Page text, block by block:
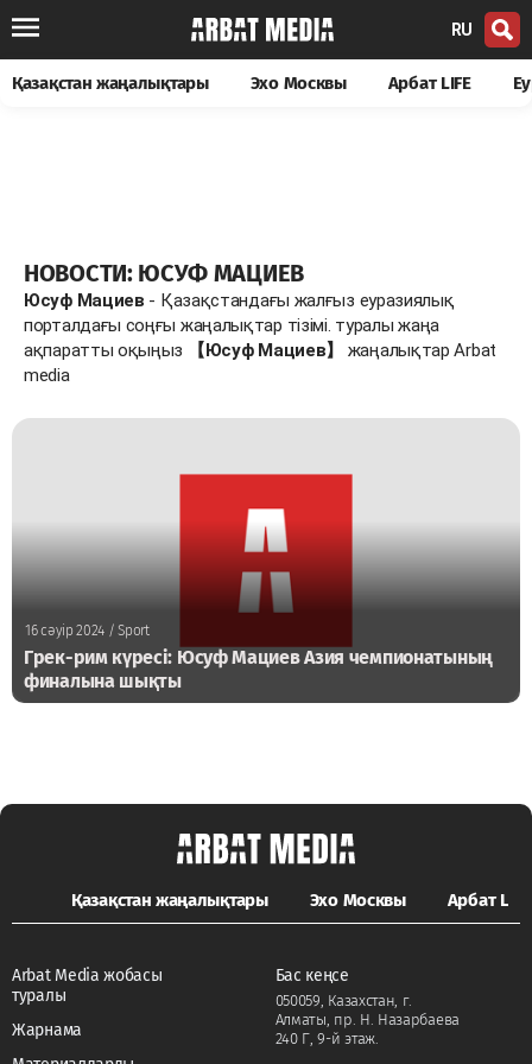
RU
Қазақстан жаңалықтары Эхо Москвы Арбат LIFE
НОВОСТИ: ЮСУФ МАЦИЕВ
Юсуф Мациев - Қазақстандағы жалғыз еуразиялық
порталдағы соңғы жаңалықтар тізімі. туралы жаңа
ақпаратты оқыңыз
【Юсуф Мациев】
жаңалықтар Arbat
media
16 сәуір 2024 / Sport
Грек-рим күресі: Юсуф Мациев Азия чемпионатының
финалына шықты
Қазақстан жаңалықтары Эхо Москвы Арбат LIFE
Arbat Media жобасы
туралы
Жарнама
Бас кеңсе
050059, Казахстан, г.
Алматы, пр. Н. Назарбаева
240 Г, 9-й этаж.